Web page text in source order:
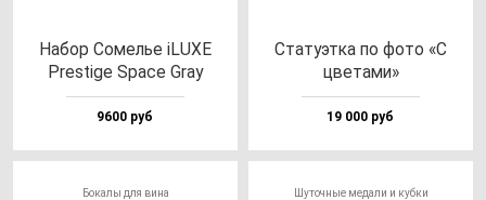
Набор Сомелье iLUXE
Pres­ti­ge Spa­ce Gray
9600 руб
Ста­ту­эт­ка по фо­то «С
цве­та­ми»
19 000 руб
Бокалы для вина Шуточные медали и кубки